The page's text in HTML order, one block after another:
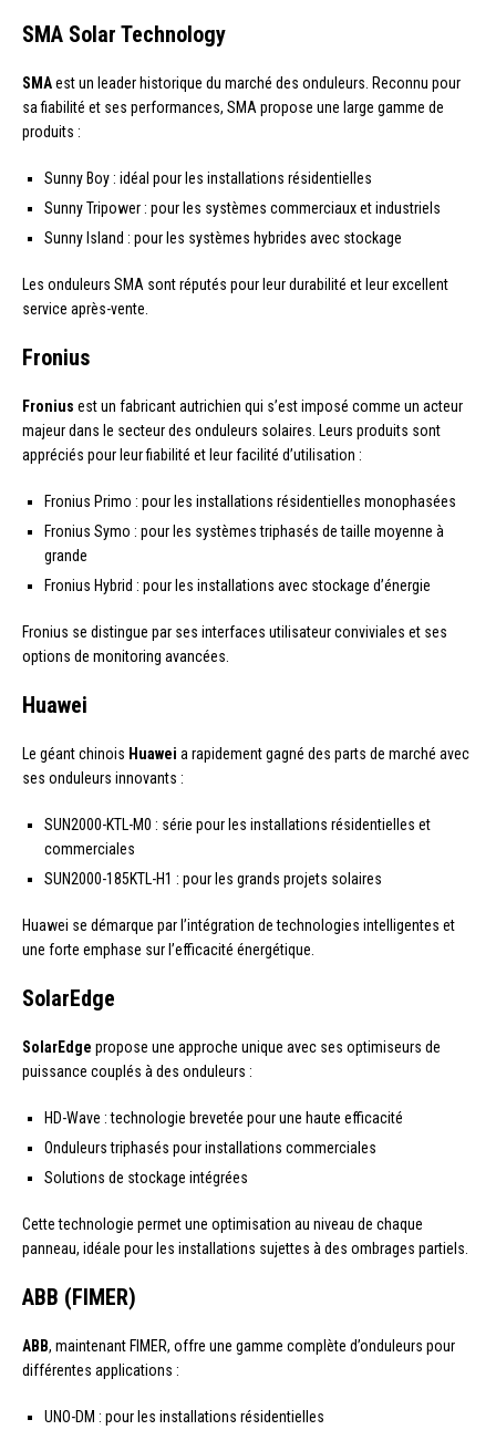
SMA Solar Technology
SMAest un leader historique du marché des onduleurs. Reconnu pour
sa fiabilité et ses performances, SMA propose une large gamme de
produits :
Sunny Boy : idéal pour les installations résidentielles
Sunny Tripower : pour les systèmes commerciaux et industriels
Sunny Island : pour les systèmes hybrides avec stockage
Les onduleurs SMA sont réputés pour leur durabilité et leur excellent
service après-vente.
Fronius
Fronius est un fabricant autrichien qui s’est imposé comme un acteur
majeur dans le secteur des onduleurs solaires. Leurs produits sont
appréciés pour leur fiabilité et leur facilité d’utilisation :
Fronius Primo : pour les installations résidentielles monophasées
Fronius Symo : pour les systèmes triphasés de taille moyenne à
grande
Fronius Hybrid : pour les installations avec stockage d’énergie
Fronius se distingue par ses interfaces utilisateur conviviales et ses
options de monitoring avancées.
Huawei
Le géant chinois Huawei a rapidement gagné des parts de marché avec
ses onduleurs innovants :
SUN2000-KTL-M0 : série pour les installations résidentielles et
commerciales
SUN2000-185KTL-H1 : pour les grands projets solaires
Huawei se démarque par l’intégration de technologies intelligentes et
une forte emphase sur l’efficacité énergétique.
SolarEdge
SolarEdge propose une approche unique avec ses optimiseurs de
puissance couplés à des onduleurs :
HD-Wave : technologie brevetée pour une haute efficacité
Onduleurs triphasés pour installations commerciales
Solutions de stockage intégrées
Cette technologie permet une optimisation au niveau de chaque
panneau, idéale pour les installations sujettes à des ombrages partiels.
ABB (FIMER)
ABB, maintenant FIMER, offre une gamme complète d’onduleurs pour
différentes applications :
UNO-DM : pour les installations résidentielles